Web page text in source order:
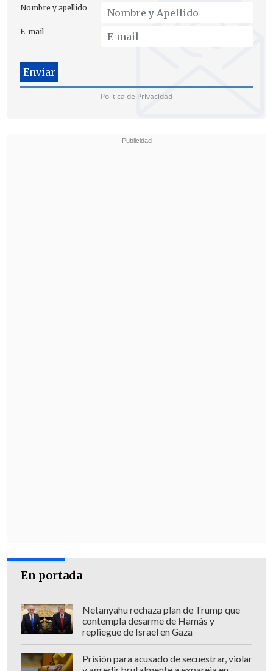
Nombre y apellido
E-mail
Política de Privacidad
En portada
Netanyahu rechaza plan de Trump que
contempla desarme de Hamás y
repliegue de Israel en Gaza
Prisión para acusado de secuestrar, violar